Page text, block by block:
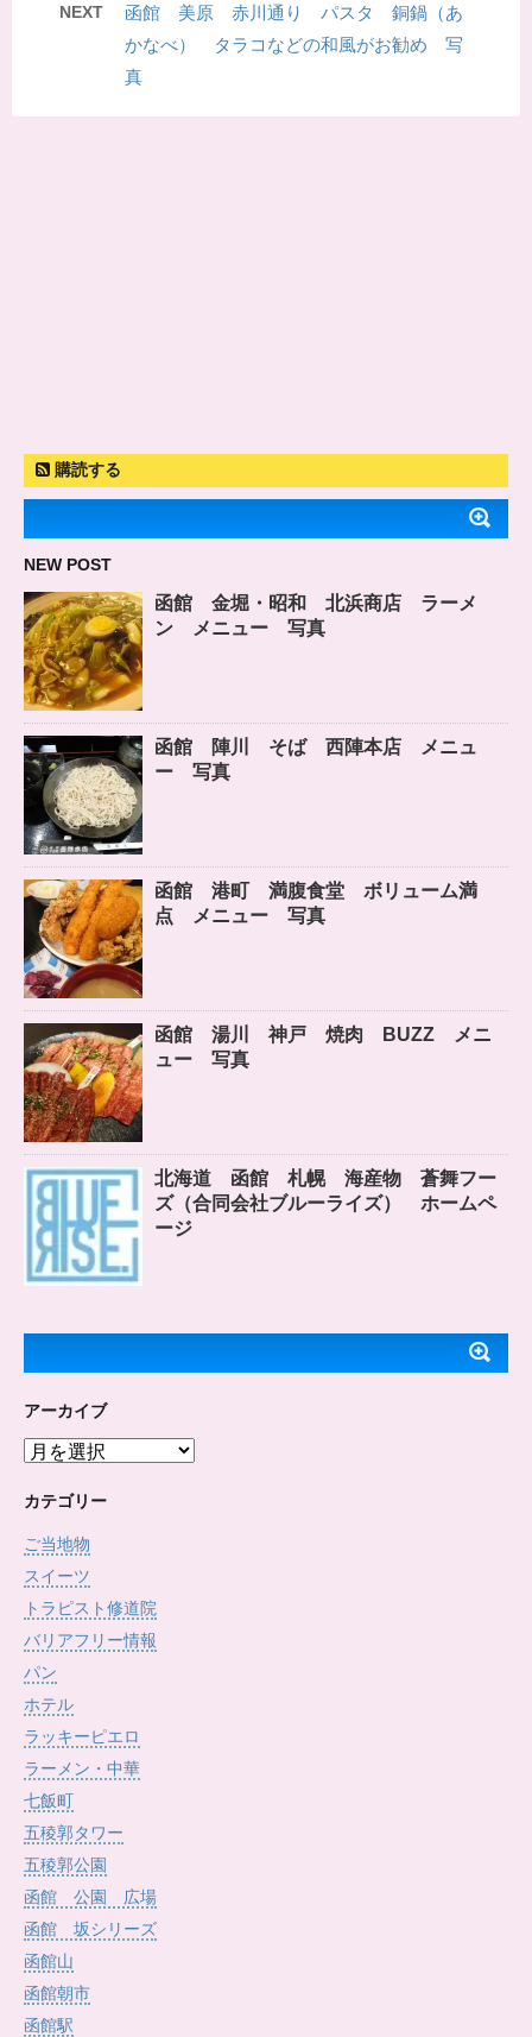
NEXT
函館 美原 赤川通り パスタ 銅鍋（あ
かなべ） タラコなどの和風がお勧め 写
真
購読する
NEW POST
函館 金堀・昭和 北浜商店 ラーメ
ン メニュー 写真
函館 陣川 そば 西陣本店 メニュ
ー 写真
函館 港町 満腹食堂 ボリューム満
点 メニュー 写真
函館 湯川 神戸 焼肉 BUZZ メニ
ュー 写真
北海道 函館 札幌 海産物 蒼舞フー
ズ（合同会社ブルーライズ） ホームペ
ージ
アーカイブ
ア
カ
ブ
カテゴリー
ご当地物
スイーツ
トラピスト修道院
バリアフリー情報
パン
ホテル
ラッキーピエロ
ラーメン・中華
七飯町
五稜郭タワー
五稜郭公園
函館 公園 広場
函館 坂シリーズ
函館山
函館朝市
函館駅